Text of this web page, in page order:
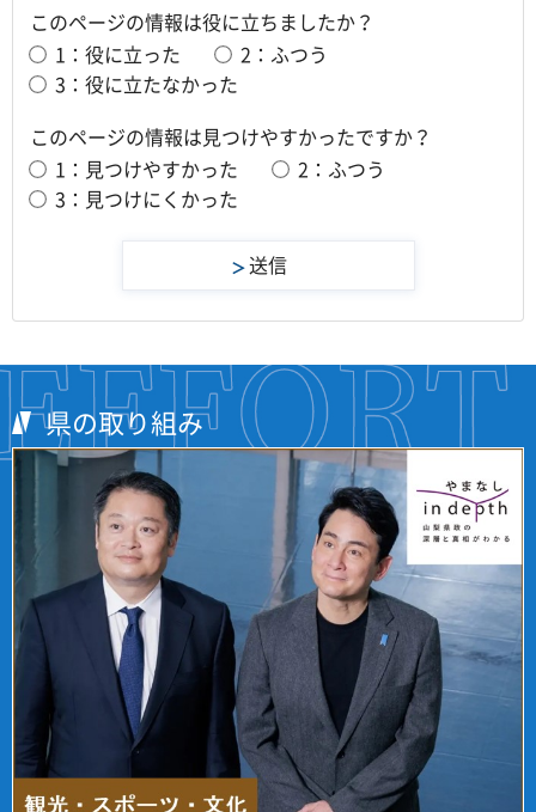
このページの情報は役に立ちましたか？
1：役に立った
2：ふつう
3：役に立たなかった
このページの情報は見つけやすかったですか？
1：見つけやすかった
2：ふつう
3：見つけにくかった
県の取り組み